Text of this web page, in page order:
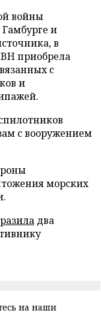
войны
и
в
приобрела
с
и
с вооружением
морских
два
на наши